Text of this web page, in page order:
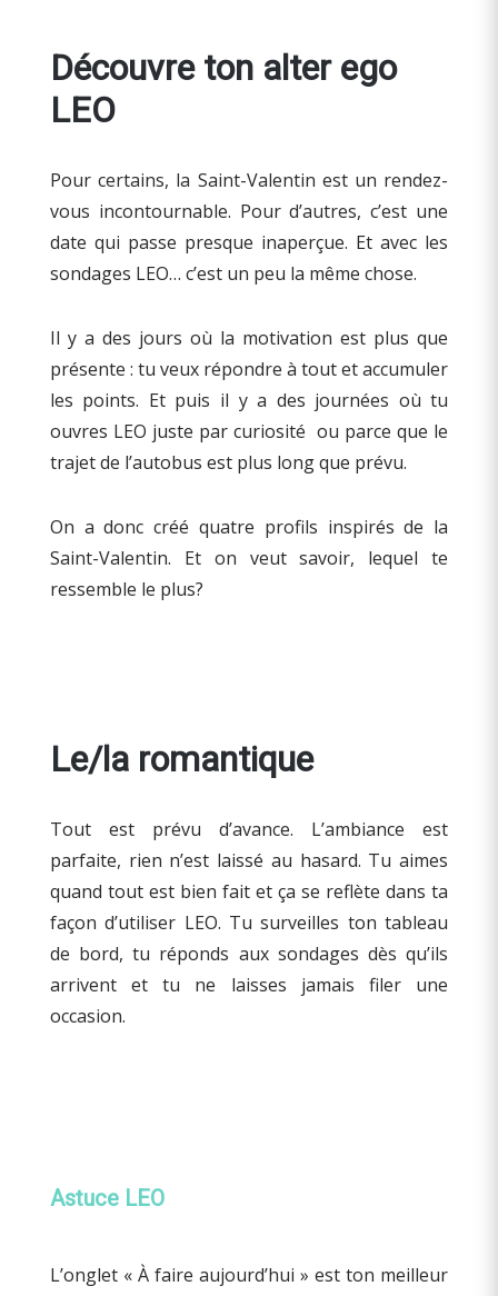
Découvre ton alter ego
LEO
Pour certains, la Saint-Valentin est un rendez-
vous incontournable. Pour d’autres, c’est une
date qui passe presque inaperçue. Et avec les
sondages LEO… c’est un peu la même chose.
Il y a des jours où la motivation est plus que
présente : tu veux répondre à tout et accumuler
les points. Et puis il y a des journées où tu
ouvres LEO juste par curiosité ou parce que le
trajet de l’autobus est plus long que prévu.
On a donc créé quatre profils inspirés de la
Saint-Valentin. Et on veut savoir, lequel te
ressemble le plus?
Le/la romantique
Tout est prévu d’avance. L’ambiance est
parfaite, rien n’est laissé au hasard. Tu aimes
quand tout est bien fait et ça se reflète dans ta
façon d’utiliser LEO. Tu surveilles ton tableau
de bord, tu réponds aux sondages dès qu’ils
arrivent et tu ne laisses jamais filer une
occasion.
Astuce LEO
L’onglet « À faire aujourd’hui » est ton meilleur